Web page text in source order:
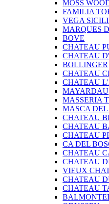
MOSS
FAMILIA
VEGA
MARQUES
BOVE
CHATEAU
CHATEAU
BOLLINGER
CHATEAU
CHATEAU
MAYARDAU
MASSERIA
MASCA DEL
CHATEAU
CHATEAU
CHATEAU
CA DEL
CHATEAU
CHATEAU
VIEUX
CHATEAU
CHATEAU